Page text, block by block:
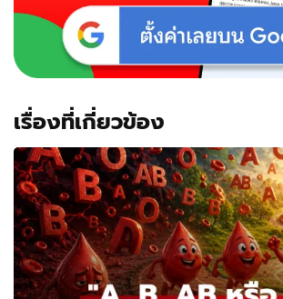
เรื่องที่เกี่ยวข้อง